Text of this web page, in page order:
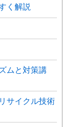
く解説
ムと対策講
サイクル技術